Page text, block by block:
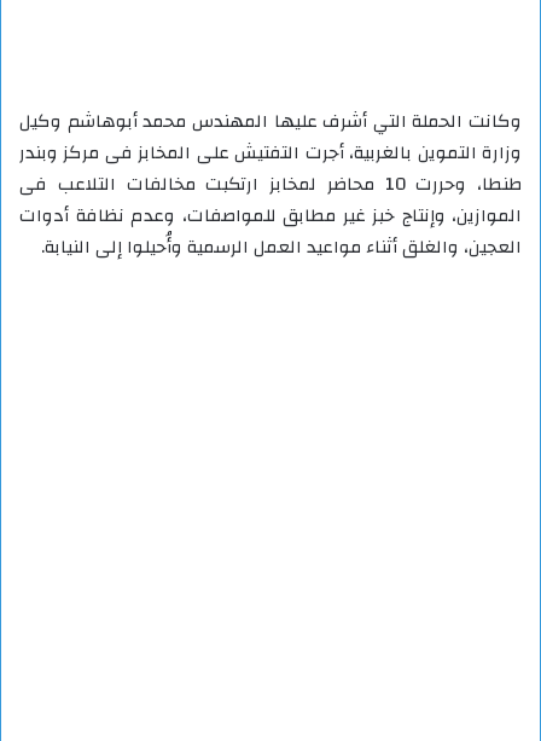
وكانت الحملة التي أشرف عليها المهندس محمد أبوهاشم وكيل
وزارة التموين بالغربية، أجرت التفتيش على المخابز فى مركز وبندر
طنطا، وحررت 10 محاضر لمخابز ارتكبت مخالفات التلاعب فى
الموازين، وإنتاج خبز غير مطابق للمواصفات، وعدم نظافة أدوات
العجين، والغلق أثناء مواعيد العمل الرسمية وأُحيلوا إلى النيابة.